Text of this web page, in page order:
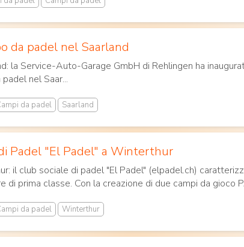
da padel nel Saarland
la Service-Auto-Garage GmbH di Rehlingen ha
nel Saar...
da padel Saarland
Padel "El Padel" a Winterthur
il club sociale di padel "El Padel" (elpadel.ch)
prima classe. Con la creazione di due campi da gioco
da padel Winterthur